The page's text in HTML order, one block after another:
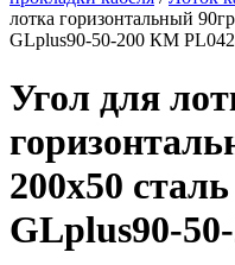
лотка горизонтальный
GLplus90-50-200 КМ
Угол для
200х50
GLplus90-